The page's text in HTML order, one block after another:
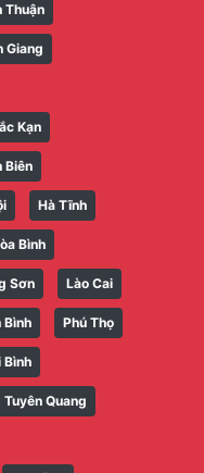
Thuận
Giang
Kạn
Biên
Hà Tĩnh
Bình
Sơn Lào Cai
Bình Phú Thọ
Bình
Tuyên Quang